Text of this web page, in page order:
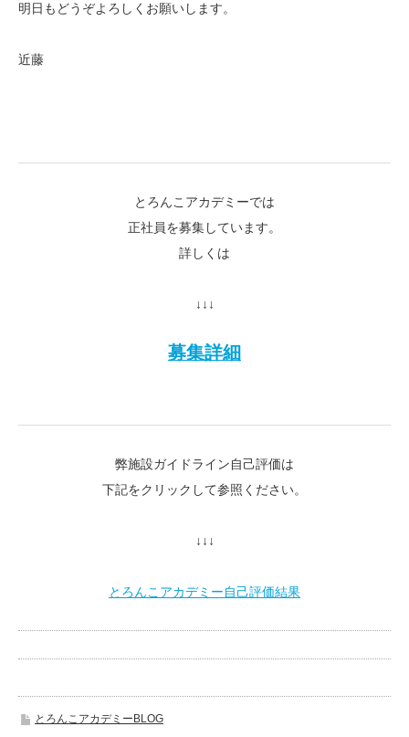
明日もどうぞよろしくお願いします。
近藤
とろんこアカデミーでは
正社員を募集しています。
詳しくは
↓↓↓
募集詳細
弊施設ガイドライン自己評価は
下記をクリックして参照ください。
↓↓↓
とろんこアカデミー自己評価結果
とろんこアカデミーBLOG